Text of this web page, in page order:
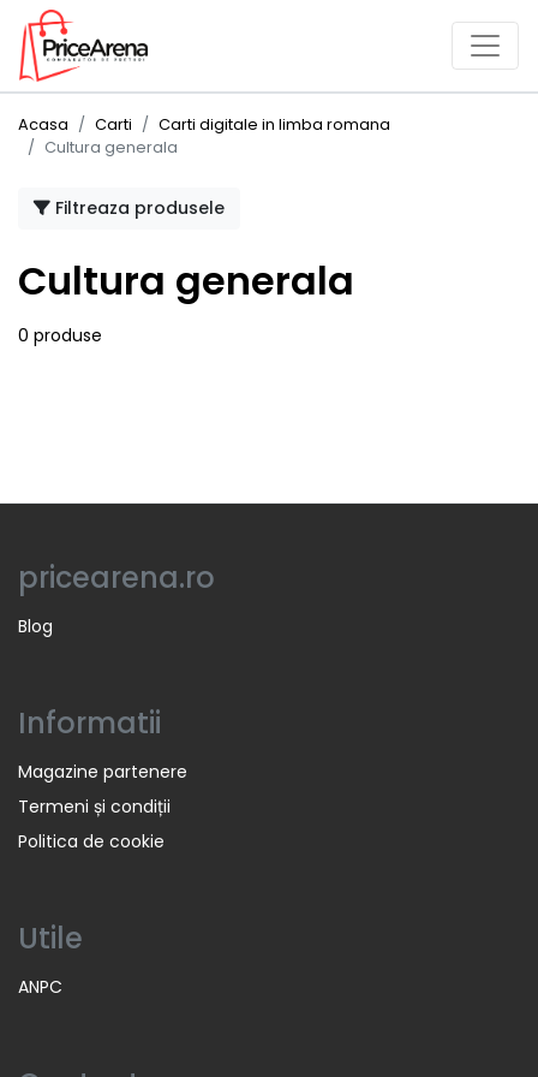
Acasa Carti
Carti digitale in limba romana
Cultura generala
Filtreaza produsele
Cultura generala
0 produse
pricearena.ro
Blog
Informatii
Magazine partenere
Termeni și condiții
Politica de cookie
Utile
ANPC